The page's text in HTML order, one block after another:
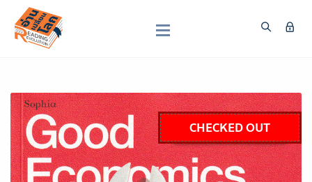
CHECKED OUT